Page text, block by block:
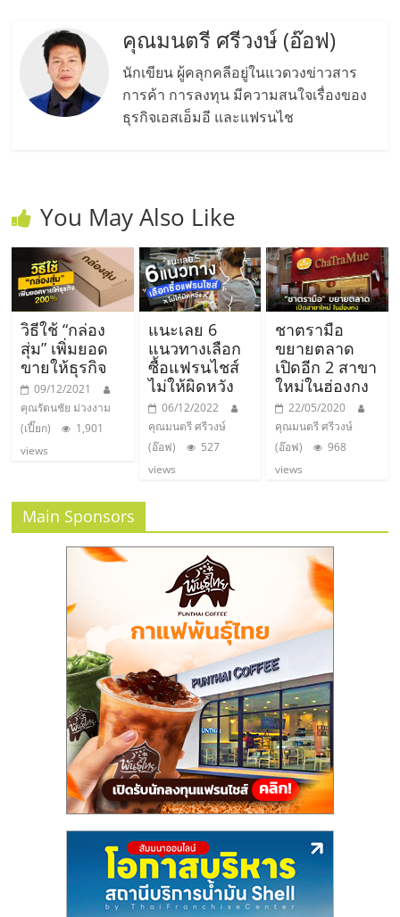
แฟ
สำหรับ
เปิด
ร้าน
ปรึกษา
ฟรี,
บริการ
พัฒนา
ระบบ
แฟ
รน
ไชส์"
คุณมนตรี ศรีวงษ์ (อ๊อฟ)
นักเขียน ผู้คลุกคลีอยู่ในแวดวงข่าวสาร
การค้า การลงทุน มีความสนใจเรื่องของ
ธุรกิจเอสเอ็มอี และแฟรนไช
You May Also Like
วิธีใช้ “กล่อง
สุ่ม” เพิ่มยอด
ขายให้ธุรกิจ
09/12/2021
คุณรัตนชัย ม่วงงาม
(เปี๊ยก)
1,901
views
แนะเลย 6
แนวทางเลือก
ซื้อแฟรนไชส์
ไม่ให้ผิดหวัง
06/12/2022
คุณมนตรี ศรีวงษ์
(อ๊อฟ)
527
views
ชาตรามือ
ขยายตลาด
เปิดอีก 2 สาขา
ใหม่ในฮ่องกง
22/05/2020
คุณมนตรี ศรีวงษ์
(อ๊อฟ)
968
views
Main Sponsors